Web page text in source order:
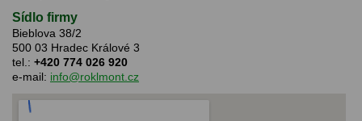
Sídlo firmy
Bieblova 38/2
500 03 Hradec Králové 3
tel.: +420 774 026 920
e-mail: info@roklmont.cz